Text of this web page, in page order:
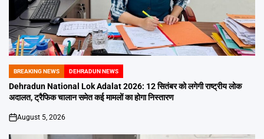
POSTED
IN
BREAKING NEWS DEHRADUN NEWS
Dehradun National Lok Adalat 2026: 12 सितंबर को लगेगी राष्ट्रीय लोक
अदालत, ट्रैफिक चालान समेत कई मामलों का होगा निस्तारण
on
August 5, 2026